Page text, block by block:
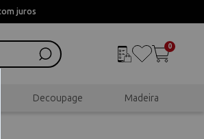
juros
0
Decoupage Madeira